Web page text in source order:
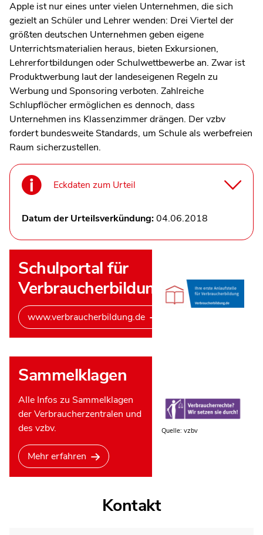
Apple ist nur eines unter vielen Unternehmen, die sich
gezielt an Schüler und Lehrer wenden: Drei Viertel der
größten deutschen Unternehmen geben eigene
Unterrichtsmaterialien heraus, bieten Exkursionen,
Lehrerfortbildungen oder Schulwettbewerbe an. Zwar ist
Produktwerbung laut der landeseigenen Regeln zu
Werbung und Sponsoring verboten. Zahlreiche
Schlupflöcher ermöglichen es dennoch, dass
Unternehmen ins Klassenzimmer drängen. Der vzbv
fordert bundesweite Standards, um Schule als werbefreien
Raum sicherzustellen.
Eckdaten zum Urteil
Datum der Urteilsverkündung:04.06.2018
Schulportal für
Verbraucherbildung
www.verbraucherbildung.de
Sammelklagen
Alle Infos zu Sammelklagen
der Verbraucherzentralen und
des vzbv.
Mehr erfahren
Quelle: vzbv
Kontakt